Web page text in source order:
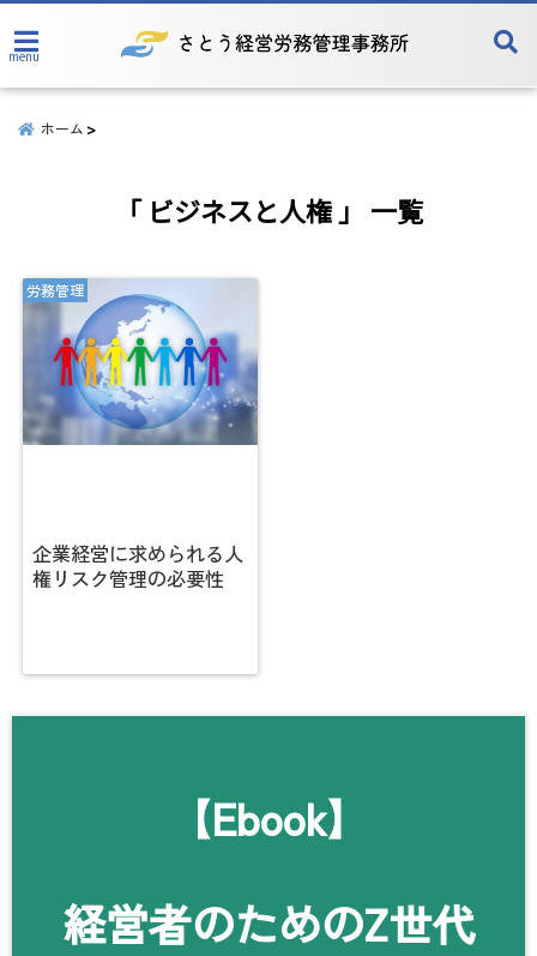
menu
ホーム
「 ビジネスと人権 」 一覧
労務管理
企業経営に求められる人
権リスク管理の必要性
【Ebook】
経営者のためのZ世代